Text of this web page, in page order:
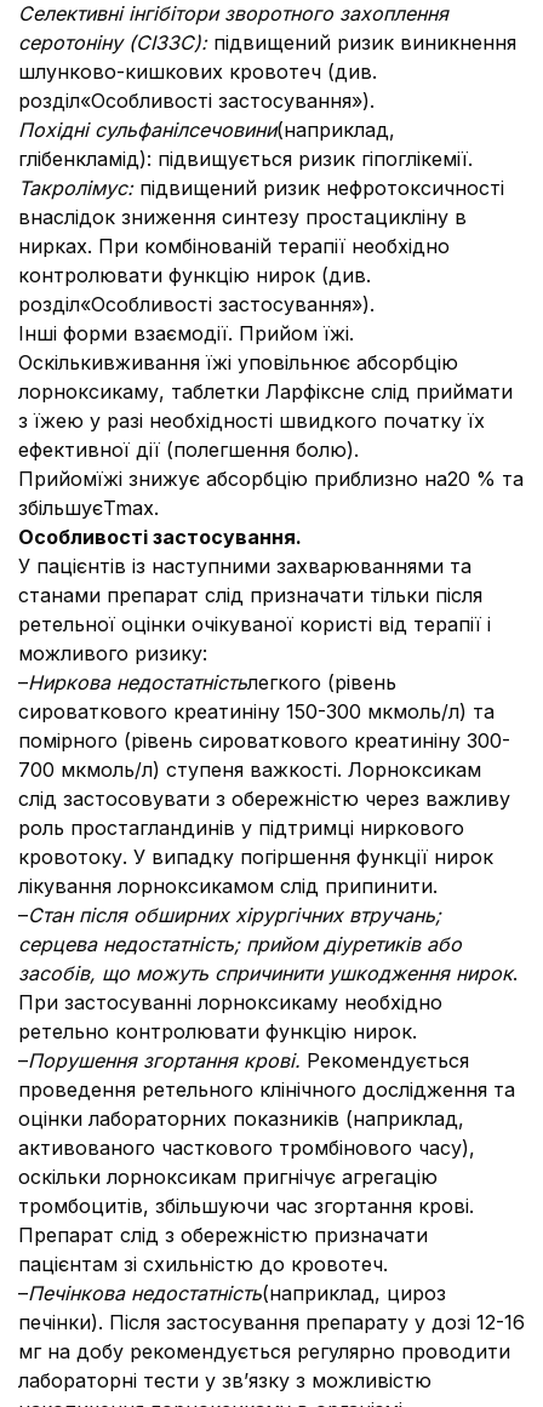
Селективні інгібітори зворотного захоплення
серотоніну (СІЗЗС): підвищений ризик виникнення
шлунково-кишкових кровотеч (див.
розділ«Особливості застосування»).
Похідні сульфанілсечовини(наприклад,
глібенкламід): підвищується ризик гіпоглікемії.
Такролімус: підвищений ризик нефротоксичності
внаслідок зниження синтезу простацикліну в
нирках. При комбінованій терапії необхідно
контролювати функцію нирок (див.
розділ«Особливості застосування»).
Інші форми взаємодії. Прийом їжі.
Оскількивживання їжі уповільнює абсорбцію
лорноксикаму, таблетки Ларфіксне слід приймати
з їжею у разі необхідності швидкого початку їх
ефективної дії (полегшення болю).
Прийомїжі знижує абсорбцію приблизно на20 % та
збільшуєTmax.
Особливості застосування.
У пацієнтів із наступними захварюваннями та
станами препарат слід призначати тільки після
ретельної оцінки очікуваної користі від терапії і
можливого ризику:
–Ниркова недостатністьлегкого (рівень
сироваткового креатиніну 150-300 мкмоль/л) та
помірного (рівень сироваткового креатиніну 300-
700 мкмоль/л) ступеня важкості. Лорноксикам
слід застосовувати з обережністю через важливу
роль простагландинів у підтримці ниркового
кровотоку. У випадку погіршення функції нирок
лікування лорноксикамом слід припинити.
–Стан після обширних хірургічних втручань;
серцева недостатність; прийом діуретиків або
засобів, що можуть спричинити ушкодження нирок.
При застосуванні лорноксикаму необхідно
ретельно контролювати функцію нирок.
–Порушення згортання крові. Рекомендується
проведення ретельного клінічного дослідження та
оцінки лабораторних показників (наприклад,
активованого часткового тромбінового часу),
оскільки лорноксикам пригнічує агрегацію
тромбоцитів, збільшуючи час згортання крові.
Препарат слід з обережністю призначати
пацієнтам зі схильністю до кровотеч.
–Печінкова недостатність(наприклад, цироз
печінки). Після застосування препарату у дозі 12-16
мг на добу рекомендується регулярно проводити
лабораторні тести у зв’язку з можливістю